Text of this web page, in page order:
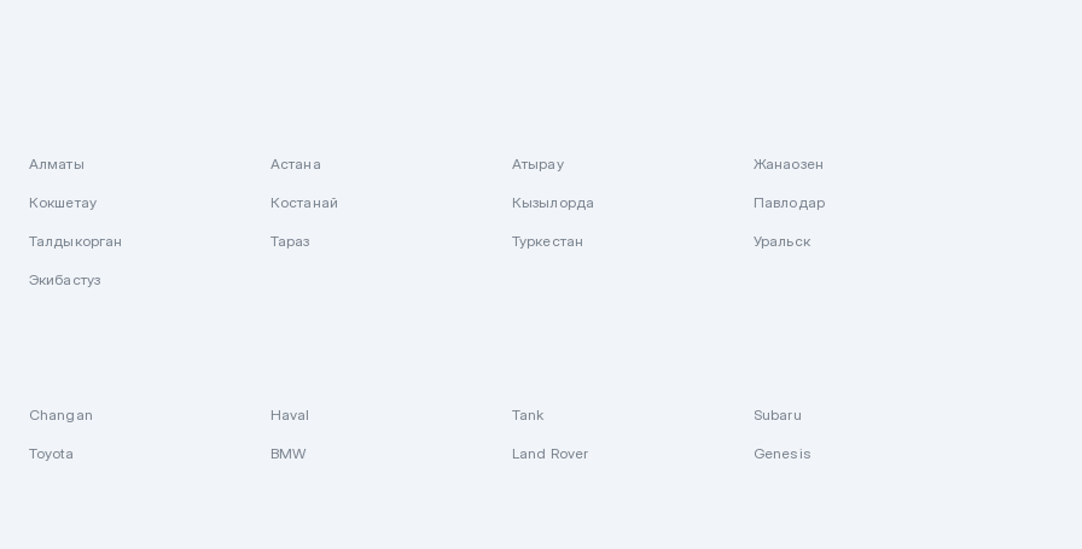
Алматы Астана Атырау Жанаозен
Кокшетау Костанай Кызылорда Павлодар
Талдыкорган Тараз Туркестан Уральск
Экибастуз
Changan Haval Tank Subaru
Toyota BMW Land Rover Genesis